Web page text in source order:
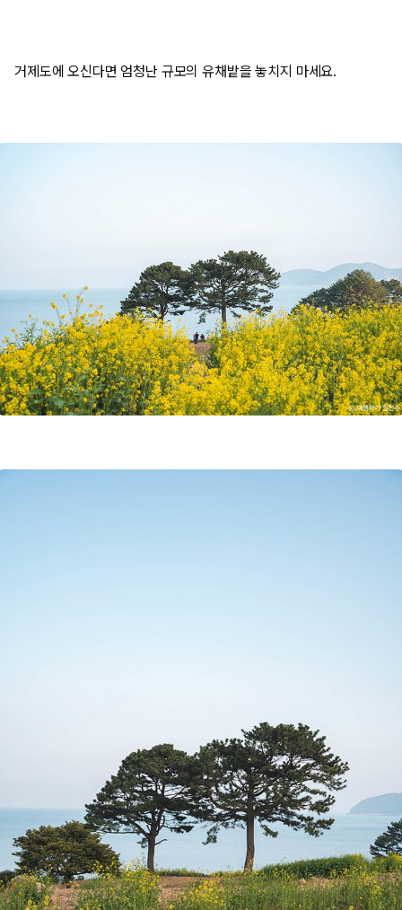
거제도에 오신다면 엄청난 규모의 유채밭을 놓치지 마세요.